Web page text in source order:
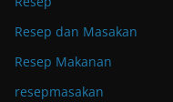
Resep dan Masakan
Resep Makanan
resepmasakan